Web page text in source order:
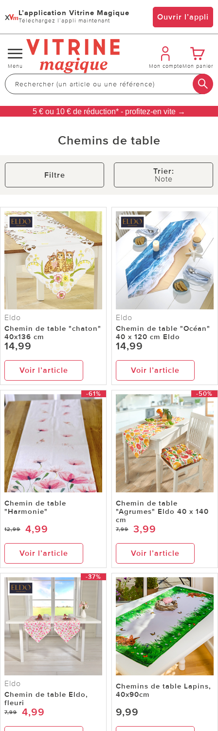
x L’application Vitrine Magique
Téléchargez l’appli maintenant Ouvrir l’appli
Changer
de
navigation
Menu Mon compteMon panier
5 € ou 10 € de réduction* - profitez-en vite →
Chemins de table
Filtre
Trier:
Note
Eldo
Chemin de table "chaton"
40x136 cm
14,99
Voir l’article
Eldo
Chemin de table "Océan"
40 x 120 cm Eldo
14,99
Voir l’article
-61%
Chemin de table
"Harmonie"
12,99 4,99
Voir l’article
-50%
Chemin de table
"Agrumes" Eldo 40 x 140
cm
7,99 3,99
Voir l’article
-37%
Eldo
Chemin de table Eldo,
fleuri
7,99 4,99
Chemins de table Lapins,
40x90cm
9,99